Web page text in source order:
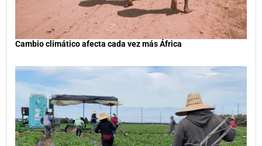
Cambio climático afecta cada vez más África